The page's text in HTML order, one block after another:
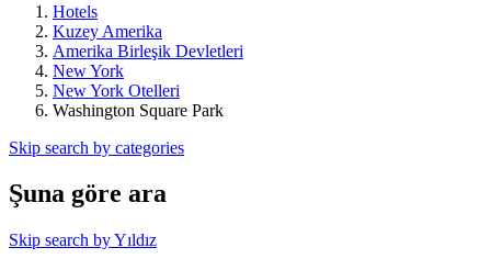
Hotels
Kuzey Amerika
Amerika Birleşik Devletleri
New York
New York Otelleri
Washington Square Park
Skip search by categories
Şuna göre ara
Skip search by Yıldız